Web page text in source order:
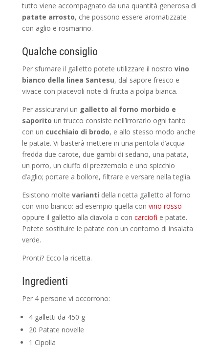
tutto viene accompagnato da una quantità generosa di
patate arrosto, che possono essere aromatizzate
con aglio e rosmarino.
Qualche consiglio
Per sfumare il galletto potete utilizzare il nostro vino
bianco della linea Santesu, dal sapore fresco e
vivace con piacevoli note di frutta a polpa bianca.
Per assicurarvi un galletto al forno morbido e
saporito un trucco consiste nell’irrorarlo ogni tanto
con un cucchiaio di brodo, e allo stesso modo anche
le patate. Vi basterà mettere in una pentola d’acqua
fredda due carote, due gambi di sedano, una patata,
un porro, un ciuffo di prezzemolo e uno spicchio
d’aglio; portare a bollore, filtrare e versare nella teglia.
Esistono molte varianti della ricetta galletto al forno
con vino bianco: ad esempio quella con vino rosso
oppure il galletto alla diavola o con carciofi e patate.
Potete sostituire le patate con un contorno di insalata
verde.
Pronti? Ecco la ricetta.
Ingredienti
Per 4 persone vi occorrono:
4 galletti da 450 g
20 Patate novelle
1 Cipolla